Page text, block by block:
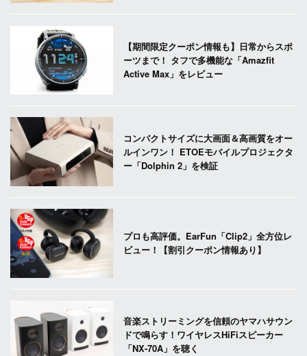
【期間限定クーポン情報も】日常からスポ
ーツまで！ タフで多機能な「Amazfit
Active Max」をレビュー
コンパクトサイズに大画面＆高画質をオー
ルインワン！ ETOEモバイルプロジェクタ
ー「Dolphin 2」を検証
プロも高評価。EarFun「Clip2」全方位レ
ビュー！【割引クーポン情報あり】
音楽ストリーミングを信頼のヤマハサウン
ドで鳴らす！ワイヤレスHiFiスピーカー
「NX-70A」を聴く